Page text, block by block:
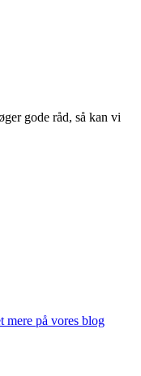
gode råd, så kan vi
på vores blog